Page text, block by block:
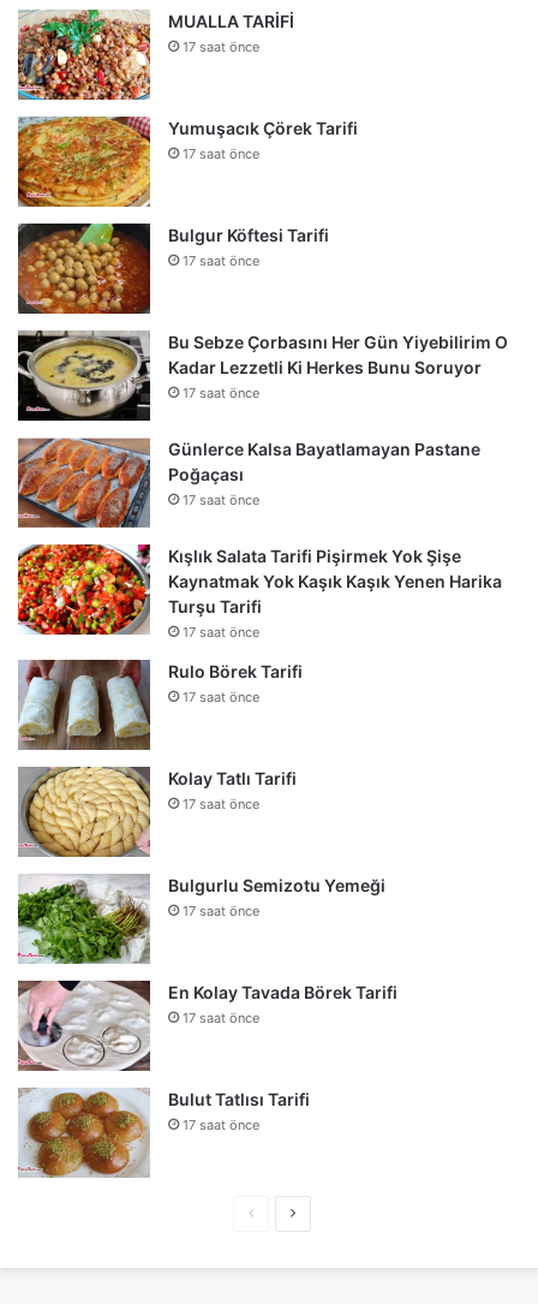
MUALLA TARİFİ
17 saat önce
Yumuşacık Çörek Tarifi
17 saat önce
Bulgur Köftesi Tarifi
17 saat önce
Bu Sebze Çorbasını Her Gün Yiyebilirim O
Kadar Lezzetli Ki Herkes Bunu Soruyor
17 saat önce
Günlerce Kalsa Bayatlamayan Pastane
Poğaçası
17 saat önce
Kışlık Salata Tarifi Pişirmek Yok Şişe
Kaynatmak Yok Kaşık Kaşık Yenen Harika
Turşu Tarifi
17 saat önce
Rulo Börek Tarifi
17 saat önce
Kolay Tatlı Tarifi
17 saat önce
Bulgurlu Semizotu Yemeği
17 saat önce
En Kolay Tavada Börek Tarifi
17 saat önce
Bulut Tatlısı Tarifi
17 saat önce
ÖncekiSonraki